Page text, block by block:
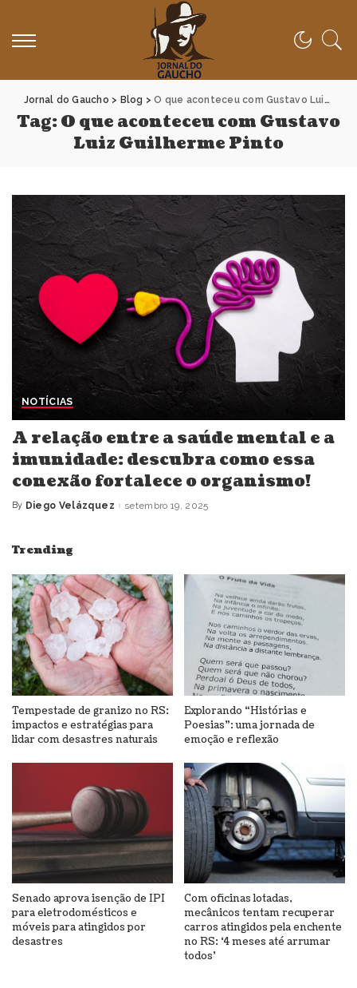
Jornal do Gaucho > Blog >O que aconteceu com Gustavo Luiz Guilherme Pinto
Tag:O que aconteceu com Gustavo
Luiz Guilherme Pinto
NOTÍCIAS
A relação entre a saúde mental e a
imunidade: descubra como essa
conexão fortalece o organismo!
Posted
By Diego Velázquez setembro 19, 2025
Trending
Tempestade de granizo no RS:
impactos e estratégias para
lidar com desastres naturais
Explorando “Histórias e
Poesias”: uma jornada de
emoção e reflexão
Senado aprova isenção de IPI
para eletrodomésticos e
móveis para atingidos por
desastres
Com oficinas lotadas,
mecânicos tentam recuperar
carros atingidos pela enchente
no RS: ‘4 meses até arrumar
todos’